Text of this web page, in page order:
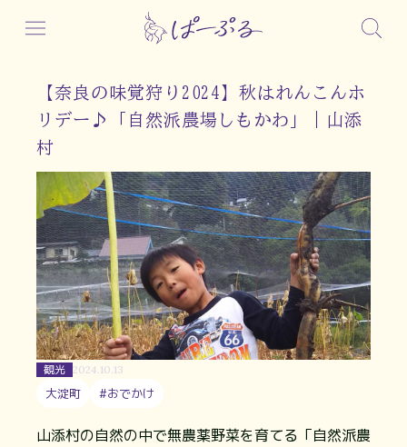
【奈良の味覚狩り2024】秋はれんこんホ
リデー♪「自然派農場しもかわ」｜山添
村
観光 2024.10.13
大淀町 #おでかけ
山添村の自然の中で無農薬野菜を育てる「自然派農